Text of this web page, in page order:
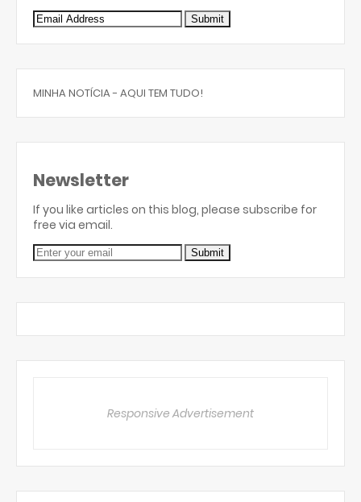
MINHA NOTÍCIA - AQUI TEM TUDO!
Newsletter
If you like articles on this blog, please subscribe for
free via email.
Responsive Advertisement